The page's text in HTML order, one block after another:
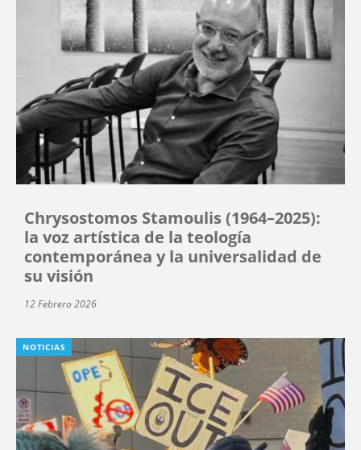
Chrysostomos Stamoulis (1964–2025):
la voz artística de la teología
contemporánea y la universalidad de
su visión
12 Febrero 2026
NOTICIAS